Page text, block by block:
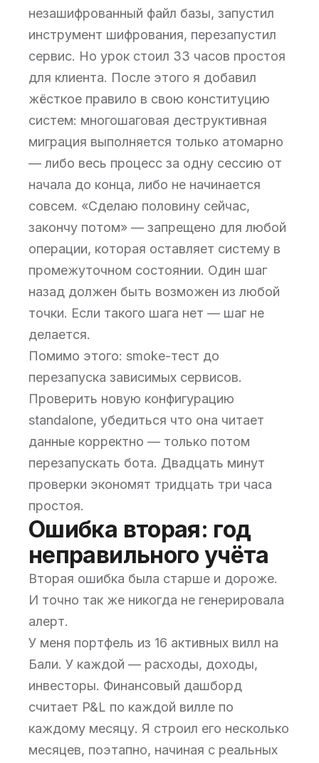
незашифрованный файл базы, запустил
инструмент шифрования, перезапустил
сервис. Но урок стоил 33 часов простоя
для клиента. После этого я добавил
жёсткое правило в свою конституцию
систем: многошаговая деструктивная
миграция выполняется только атомарно
— либо весь процесс за одну сессию от
начала до конца, либо не начинается
совсем. «Сделаю половину сейчас,
закончу потом» — запрещено для любой
операции, которая оставляет систему в
промежуточном состоянии. Один шаг
назад должен быть возможен из любой
точки. Если такого шага нет — шаг не
делается.
Помимо этого: smoke-тест до
перезапуска зависимых сервисов.
Проверить новую конфигурацию
standalone, убедиться что она читает
данные корректно — только потом
перезапускать бота. Двадцать минут
проверки экономят тридцать три часа
простоя.
Ошибка вторая: год
неправильного учёта
Вторая ошибка была старше и дороже.
И точно так же никогда не генерировала
алерт.
У меня портфель из 16 активных вилл на
Бали. У каждой — расходы, доходы,
инвесторы. Финансовый дашборд
считает P&L по каждой вилле по
каждому месяцу. Я строил его несколько
месяцев, поэтапно, начиная с реальных